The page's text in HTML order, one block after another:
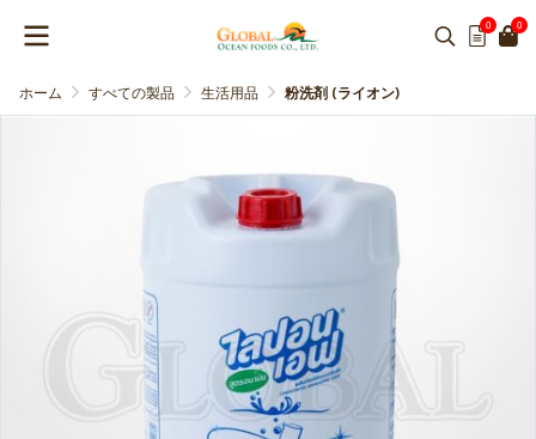
0 0
ホーム すべての製品 生活用品 粉洗剤 (ライオン)